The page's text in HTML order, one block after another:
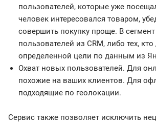
пользователей, которые уже
человек интересовался товаром,
совершить покупку проще. В
пользователей из CRM, либо тех, кто
определенной цели по данным из
Охват новых пользователей. Для
похожие на ваших клиентов. Для
подходящие по геолокации.
Сервис также позволяет исключить